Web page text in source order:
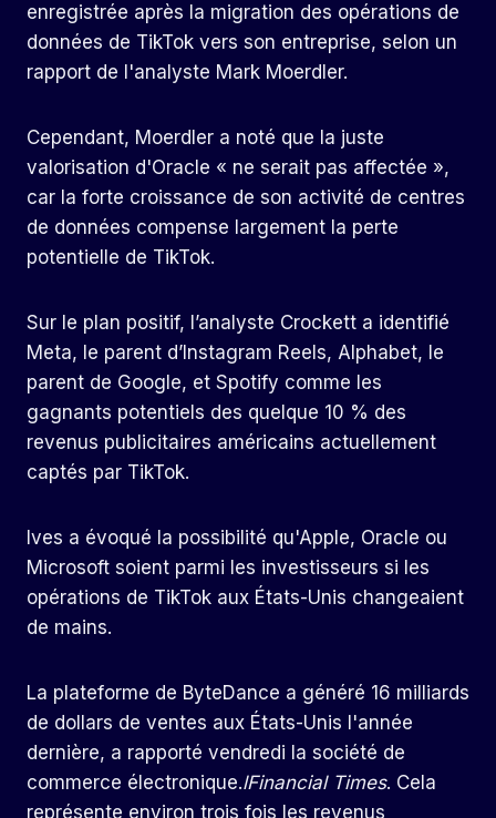
enregistrée après la migration des opérations de
données de TikTok vers son entreprise, selon un
rapport de l'analyste Mark Moerdler.
Cependant, Moerdler a noté que la juste
valorisation d'Oracle « ne serait pas affectée »,
car la forte croissance de son activité de centres
de données compense largement la perte
potentielle de TikTok.
Sur le plan positif, l’analyste Crockett a identifié
Meta, le parent d’Instagram Reels, Alphabet, le
parent de Google, et Spotify comme les
gagnants potentiels des quelque 10 % des
revenus publicitaires américains actuellement
captés par TikTok.
Ives a évoqué la possibilité qu'Apple, Oracle ou
Microsoft soient parmi les investisseurs si les
opérations de TikTok aux États-Unis changeaient
de mains.
La plateforme de ByteDance a généré 16 milliards
de dollars de ventes aux États-Unis l'année
dernière, a rapporté vendredi la société de
commerce électronique.lFinancial Times. Cela
représente environ trois fois les revenus